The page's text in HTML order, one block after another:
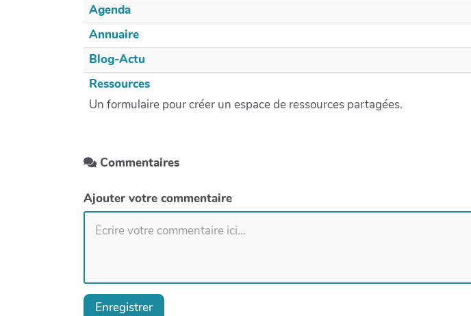
Agenda
Annuaire
Blog-Actu
Ressources
Un formulaire pour créer un espace de ressources partagées.
Commentaires
Ajouter votre commentaire
Enregistrer